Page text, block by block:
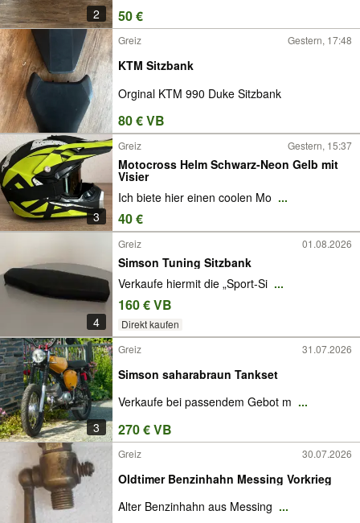
2 50 €
Greiz Gestern, 17:48
KTM Sitzbank
Orginal KTM 990 Duke Sitzbank
80 € VB
3
Greiz Gestern, 15:37
Motocross Helm Schwarz-Neon Gelb mit
Visier
Ich biete hier einen coolen Mo ...
40 €
4
Greiz 01.08.2026
Simson Tuning Sitzbank
Verkaufe hiermit die „Sport-Si ...
160 € VB
Direkt kaufen
3
Greiz 31.07.2026
Simson saharabraun Tankset
Verkaufe bei passendem Gebot m ...
270 € VB
Greiz 30.07.2026
Oldtimer Benzinhahn Messing Vorkrieg
Alter Benzinhahn aus Messing ...